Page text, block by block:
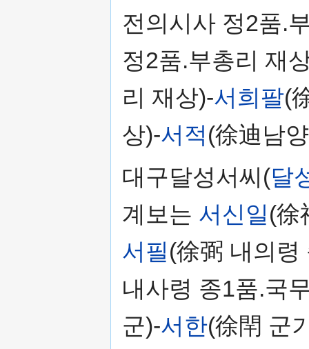
전의시사 정2품.
정2품.부총리 재
리 재상)-서희팔(
상)-서적(徐迪남
대구달성서씨(달
계보는 서신일(徐
서필(徐弼 내의령
내사령 종1품.국
군)-서한(徐閈 군